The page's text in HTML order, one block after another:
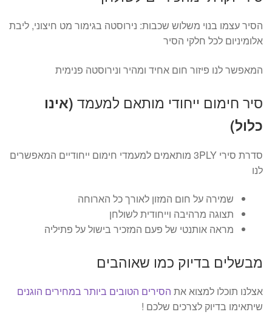
הסיר עצמו בנוי משלוש שכבות: נירוסטה בגימור מט חיצוני, ליבת
אלומיניום לכל חלקי הסיר
המאפשר לנו פיזור חום אחיד ומהיר ונירוסטה פנימית
סיר חימום ייחודי מותאם למעמד (אינו
כלול)
סדרת סירי 3PLY מותאמים למעמדי חימום ייחודיים המאפשרים
לנו
שמירה על חום המזון לאורך כל הארוחה
תצוגה מרהיבה וייחודית לשולחן
מראה אותנטי של פעם המזכיר בישול על פתיליה
מבשלים בדיוק כמו שאוהבים
אצלנו תוכלו למצוא את הסירים הטובים ביותר במחירים הוגנים
שיתאימו בדיוק לצרכים שלכם !